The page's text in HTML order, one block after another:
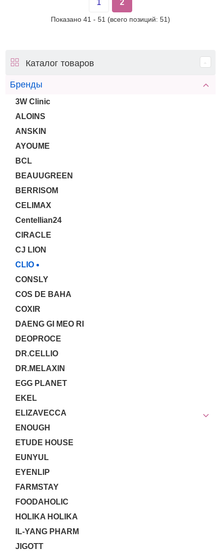
1 2
Показано 41 - 51 (всего позиций: 51)
Каталог товаров
Бренды
3W Clinic
ALOINS
ANSKIN
AYOUME
BCL
BEAUUGREEN
BERRISOM
CELIMAX
Centellian24
CIRACLE
CJ LION
CLIO
CONSLY
COS DE BAHA
COXIR
DAENG GI MEO RI
DEOPROCE
DR.CELLIO
DR.MELAXIN
EGG PLANET
EKEL
ELIZAVECCA
ENOUGH
ETUDE HOUSE
EUNYUL
EYENLIP
FARMSTAY
FOODAHOLIC
HOLIKA HOLIKA
IL-YANG PHARM
JIGOTT